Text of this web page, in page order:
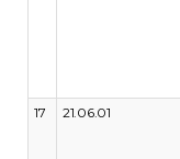
17 21.06.01